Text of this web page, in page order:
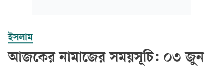
ইসলাম
আজকের নামাজের সময়সূচি: ০৩ জুন